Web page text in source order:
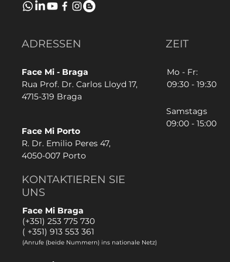
ADRESSEN ZEIT
Face Mi - Braga
Rua Prof. Dr. Carlos Lloyd 17,
4715-319 Braga
Mo - Fr:
09:30 - 19:30
Samstags
09:00 - 15:00
Face Mi Porto
R. Dr. Emilio Peres 47,
4050-007 Porto
KONTAKTIEREN SIE
UNS
Face Mi Braga
(+351) 253 775 730
( +351) 913 553 361
(Anrufe (beide Nummern) ins nationale Netz)